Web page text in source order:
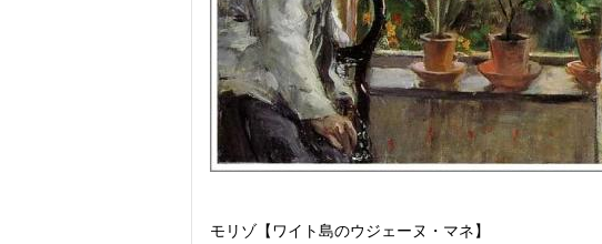
モリゾ【ワイト島のウジェーヌ・マネ】